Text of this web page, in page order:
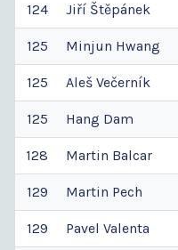
124 Jiří Štěpánek
125 Minjun Hwang
125 Aleš Večerník
125 Hang Dam
128 Martin Balcar
129 Martin Pech
129 Pavel Valenta